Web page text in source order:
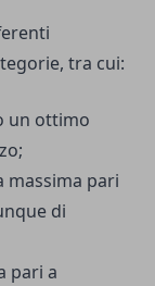
tra cui:
un ottimo
massima pari
di
pari a